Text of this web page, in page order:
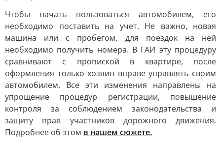
Чтобы начать пользоваться автомобилем, его
необходимо поставить на учет. Не важно, новая
машина или с пробегом, для поездок на ней
необходимо получить номера. В ГАИ эту процедуру
сравнивают с пропиской в квартире, после
оформления только хозяин вправе управлять своим
автомобилем. Все эти изменения направлены на
упрощение процедур регистрации, повышение
контроля за соблюдением законодательства и
защиту прав участников дорожного движения.
Подробнее об этом в нашем сюжете.